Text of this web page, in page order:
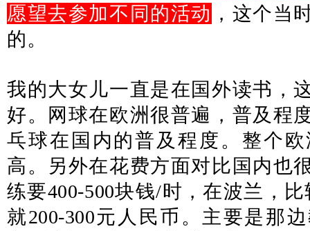
愿望去参加不同的活动 ，这个当
的。
我的大女儿一直是在国外读书，
好。网球在欧洲很普遍，普及程
乓球在国内的普及程度。整个
高。另外在花费方面对比国内也
练要400-500块钱/时，在波兰，
就200-300元人民币。主要是那